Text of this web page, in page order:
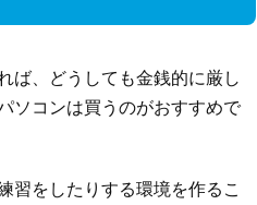
ば、どうしても金銭的に厳し
ソコンは買うのがおすすめで
習をしたりする環境を作るこ